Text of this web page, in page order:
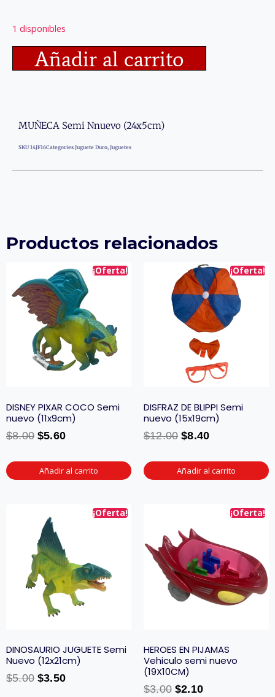
1 disponibles
Añadir al carrito
MUÑECA Semi Nnuevo (24x5cm)
SKU 14JF16Categories Juguete Duro, Juguetes
Productos relacionados
¡Oferta!
DISNEY PIXAR COCO Semi
nuevo (11x9cm)
$8.00 $5.60
Añadir al carrito
¡Oferta!
DISFRAZ DE BLIPPI Semi
nuevo (15x19cm)
$12.00 $8.40
Añadir al carrito
¡Oferta!
DINOSAURIO JUGUETE Semi
Nuevo (12x21cm)
$5.00 $3.50
¡Oferta!
HEROES EN PIJAMAS
Vehiculo semi nuevo
(19X10CM)
$3.00 $2.10